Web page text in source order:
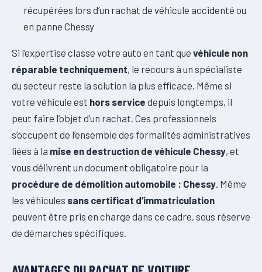
récupérées lors d’un rachat de véhicule accidenté ou
en panne Chessy
Si l’expertise classe votre auto en tant que véhicule non
réparable techniquement, le recours à un spécialiste
du secteur reste la solution la plus efficace. Même si
votre véhicule est hors service depuis longtemps, il
peut faire l’objet d’un rachat. Ces professionnels
s’occupent de l’ensemble des formalités administratives
liées à la mise en destruction de véhicule Chessy, et
vous délivrent un document obligatoire pour la
procédure de démolition automobile : Chessy . Même
les véhicules sans certificat d’immatriculation
peuvent être pris en charge dans ce cadre, sous réserve
de démarches spécifiques.